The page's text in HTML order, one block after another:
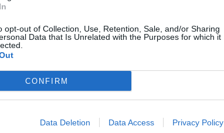
opt-out of Collection, Use, Retention, Sale, and/or Sharing
Data that Is Unrelated with the Purposes for which it
CONFIRM
Data Deletion Data Access Privacy Policy
December 18.
A nemzetiségek napja
Magyarországon
December 20.
Advent (4.)
December 20.
A szolidaritás nemzetközi napja
December 20.
Sangría nap